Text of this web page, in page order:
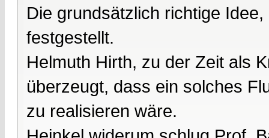
Die grundsätzlich richtige
festgestellt.
Helmuth Hirth, zu der Zeit als
überzeugt, dass ein solches
zu realisieren wäre.